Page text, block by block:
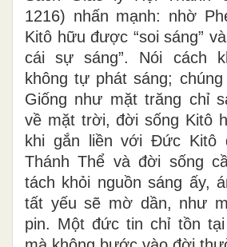
1216) nhấn mạnh: nhờ
Kitô hữu được “soi sáng”
cái sự sáng”. Nói cách
không tự phát sáng;
Giống như mặt trăng chỉ
về mặt trời, đời sống Kitô
khi gắn liền với Đức Kitô
Thánh Thể và đời sống
tách khỏi nguồn sáng ấy,
tất yếu sẽ mờ dần, như
pin. Một đức tin chỉ tồn